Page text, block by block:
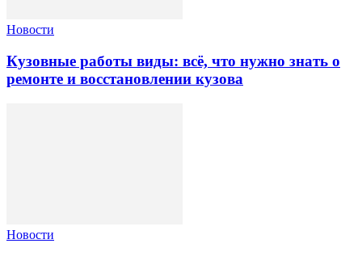
Новости
Кузовные работы виды: всё, что нужно знать о
ремонте и восстановлении кузова
Новости